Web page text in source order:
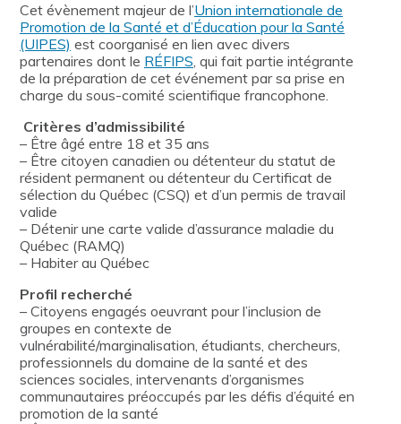
Cet évènement majeur de l’Union internationale de
Promotion de la Santé et d’Éducation pour la Santé
(UIPES) est coorganisé en lien avec divers
partenaires dont le RÉFIPS, qui fait partie intégrante
de la préparation de cet événement par sa prise en
charge du sous-comité scientifique francophone.
Critères d’admissibilité
– Être âgé entre 18 et 35 ans
– Être citoyen canadien ou détenteur du statut de
résident permanent ou détenteur du Certificat de
sélection du Québec (CSQ) et d’un permis de travail
valide
– Détenir une carte valide d’assurance maladie du
Québec (RAMQ)
– Habiter au Québec
Profil recherché
– Citoyens engagés oeuvrant pour l’inclusion de
groupes en contexte de
vulnérabilité/marginalisation, étudiants, chercheurs,
professionnels du domaine de la santé et des
sciences sociales, intervenants d’organismes
communautaires préoccupés par les défis d’équité en
promotion de la santé